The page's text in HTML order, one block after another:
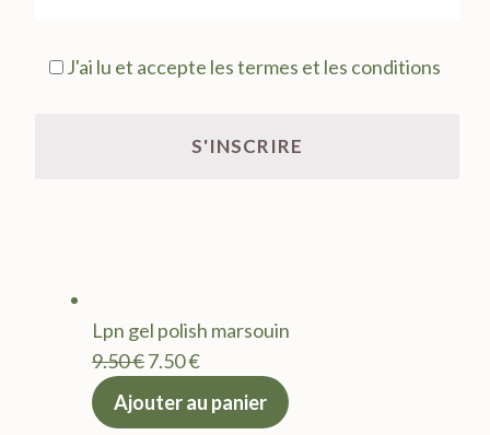
J'ai lu et accepte les termes et les conditions
Lpn gel polish marsouin
9.50€Le
prix
7.50€Le
actuel
Ajouter au panier